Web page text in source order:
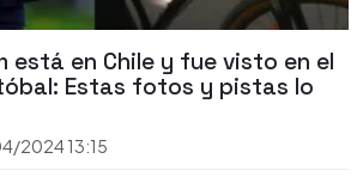
está en Chile y fue visto en el
Estas fotos y pistas lo
202413:15